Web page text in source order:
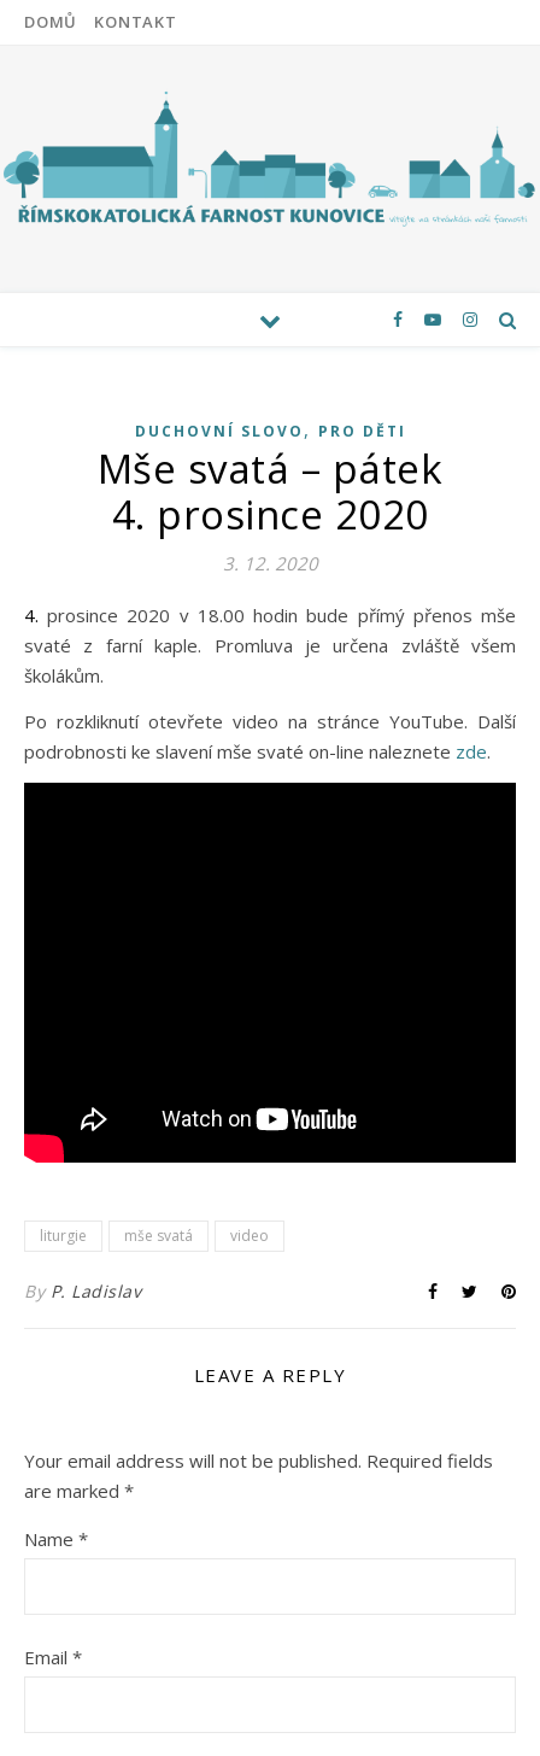
DOMŮ KONTAKT
DUCHOVNÍ SLOVO , PRO DĚTI
Mše svatá – pátek
4. prosince 2020
3. 12. 2020
4. prosince 2020 v 18.00 hodin bude přímý přenos mše
svaté z farní kaple. Promluva je určena zvláště všem
školákům.
Po rozkliknutí otevřete video na stránce YouTube. Další
podrobnosti ke slavení mše svaté on-line naleznete zde.
liturgie mše svatá video
By P. Ladislav
LEAVE A REPLY
Your email address will not be published. Required fields
are marked *
Name *
Email *